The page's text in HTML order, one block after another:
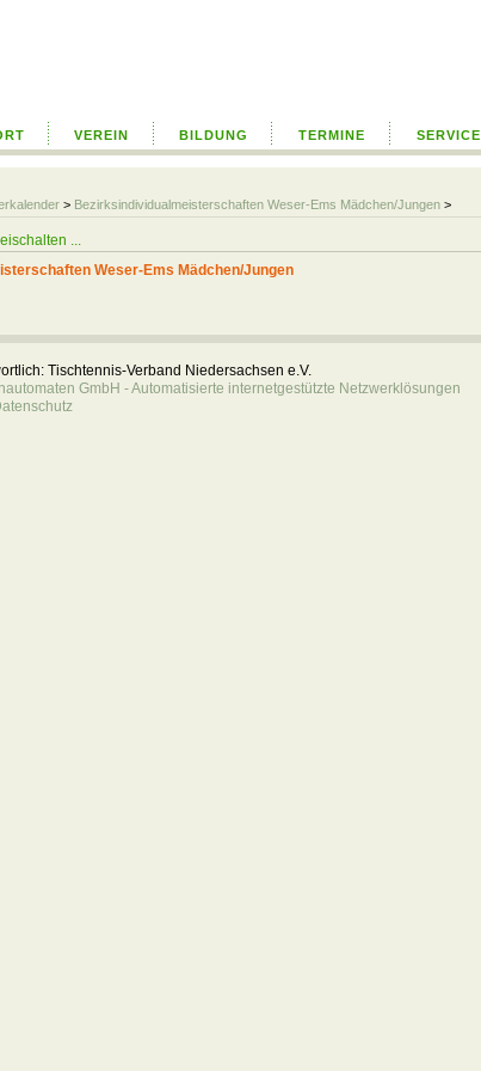
VEREIN BILDUNG TERMINE SERVICE
> Bezirksindividualmeisterschaften Weser-Ems Mädchen/Jungen >
...
Weser-Ems Mädchen/Jungen
Tischtennis-Verband Niedersachsen e.V.
GmbH - Automatisierte internetgestützte Netzwerklösungen